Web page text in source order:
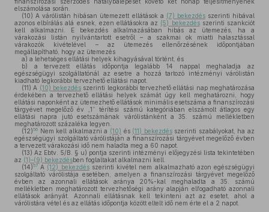
elszámolása során.
(10) A várólistán hibásan ütemezett ellátások a (7) bekezdésszerinti hibával
azonos elbírálás alá esnek, ezen ellátásokra az (5) bekezdésszerinti szankciót
kell alkalmazni. E bekezdés alkalmazásában hibás az ütemezés, ha a
várakozási listán nyilvántartott esetről – a szakmai ok miatti halasztással
várakozók kivételével – az ütemezés ellenőrzésének időpontjában
megállapítható, hogy az ütemezés
a) a lehetséges ellátási helyek kihagyásával történt, és
b) a tervezett ellátás időpontja legalább 14 nappal meghaladja az
egészségügyi szolgáltatónál az esetre a hozzá tartozó intézményi várólistán
kiadható legkorábbi tervezhető ellátási napot.
(11) A (10) bekezdés szerinti legkorábbi tervezhető ellátási nap meghatározása
érdekében a tervezhető ellátási helyek számát úgy kell meghatározni, hogy
ellátási naponként az ütemezhető ellátások minimális esetszáma a finanszírozási
tárgyévet megelőző év „1” térítési számú kategóriában elszámolt átlagos egy
ellátási napra jutó esetszámának várólistánként a 35. számú mellékletben
meghatározott százaléka legyen.
(12)56 Nem kell alkalmazni a (10) és (11) bekezdésszerinti szabályokat, ha az
egészségügyi szolgáltató várólistáján a finanszírozási tárgyévet megelőző évben
a tervezett várakozási idő nem haladta meg a 60 napot.
(13) Az Ebtv. 5/B. § u) pontja szerinti intézményi előjegyzési lista tekintetében
az (1)–(9) bekezdésben foglaltakat alkalmazni kell.
(14)57 A (12) bekezdésszerinti kivétel nem alkalmazható azon egészségügyi
szolgáltató várólistája esetében, amelyen a finanszírozási tárgyévet megelőző
évben az azonnali ellátások aránya 20%-kal meghaladta a 35. számú
mellékletben meghatározott tervezhetőségi arány alapján elfogadható azonnali
ellátások arányát. Azonnali ellátásnak kell tekinteni azt az esetet, ahol a
várólistára vétel és az ellátás időpontja között eltelt idő nem érte el a 2 napot.